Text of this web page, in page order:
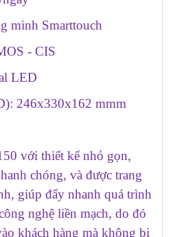
minh Smarttouch
- CIS
LED
246x330x162 mmm
với thiết kế nhỏ gọn,
chóng, và được trang
giúp đẩy nhanh quá trình
nghệ liền mạch, do đó
khách hàng mà không bị